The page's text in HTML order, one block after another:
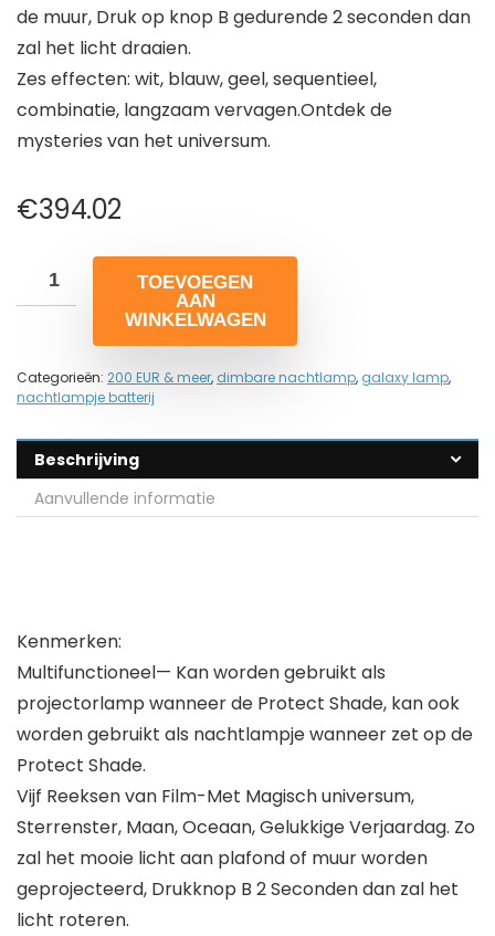
de muur, Druk op knop B gedurende 2 seconden dan
zal het licht draaien.
Zes effecten: wit, blauw, geel, sequentieel,
combinatie, langzaam vervagen.Ontdek de
mysteries van het universum.
€394.02
TOEVOEGEN
AAN
WINKELWAGEN
Categorieën: 200 EUR & meer, dimbare nachtlamp, galaxy lamp,
nachtlampje batterij
Beschrijving
Aanvullende informatie
Kenmerken:
Multifunctioneel— Kan worden gebruikt als
projectorlamp wanneer de Protect Shade, kan ook
worden gebruikt als nachtlampje wanneer zet op de
Protect Shade.
Vijf Reeksen van Film-Met Magisch universum,
Sterrenster, Maan, Oceaan, Gelukkige Verjaardag. Zo
zal het mooie licht aan plafond of muur worden
geprojecteerd, Drukknop B 2 Seconden dan zal het
licht roteren.